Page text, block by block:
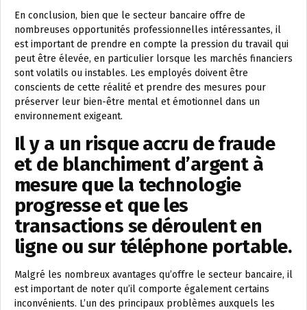
En conclusion, bien que le secteur bancaire offre de
nombreuses opportunités professionnelles intéressantes, il
est important de prendre en compte la pression du travail qui
peut être élevée, en particulier lorsque les marchés financiers
sont volatils ou instables. Les employés doivent être
conscients de cette réalité et prendre des mesures pour
préserver leur bien-être mental et émotionnel dans un
environnement exigeant.
Il y a un risque accru de fraude
et de blanchiment d’argent à
mesure que la technologie
progresse et que les
transactions se déroulent en
ligne ou sur téléphone portable.
Malgré les nombreux avantages qu’offre le secteur bancaire, il
est important de noter qu’il comporte également certains
inconvénients. L’un des principaux problèmes auxquels les